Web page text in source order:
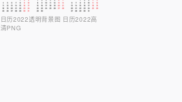
日历2022透明背景图 日历2022高
清PNG